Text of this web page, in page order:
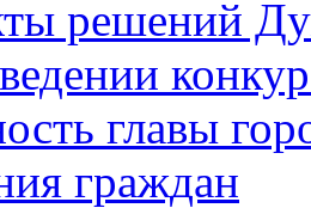
решений
главы
граждан